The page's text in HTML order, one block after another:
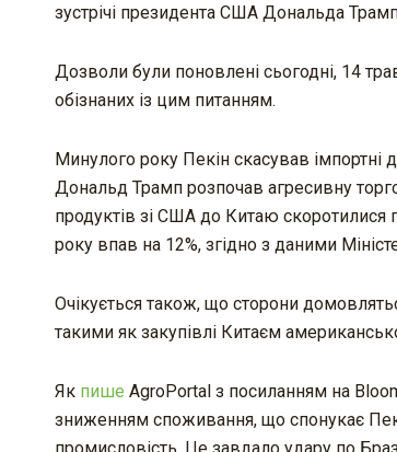
зустрічі президента США Дональда
Дозволи були поновлені сьогодні, 14
обізнаних із цим питанням.
Минулого року Пекін скасував імпортні
Дональд Трамп розпочав агресивну
продуктів зі США до Китаю скоротилися
року впав на 12%, згідно з даними
Очікується також, що сторони
такими як закупівлі Китаєм
Як пише AgroPortal з посиланням на
зниженням споживання, що спонукає